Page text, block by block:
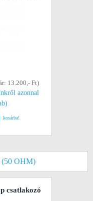
13.200,- Ft)
azonnal
kosárba!
OHM)
csatlakozó